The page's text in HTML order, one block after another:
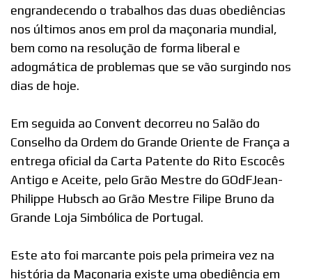
engrandecendo o trabalhos das duas obediências
nos últimos anos em prol da maçonaria mundial,
bem como na resolução de forma liberal e
adogmática de problemas que se vão surgindo nos
dias de hoje.
Em seguida ao Convent decorreu no Salão do
Conselho da Ordem do Grande Oriente de França a
entrega oficial da Carta Patente do Rito Escocês
Antigo e Aceite, pelo Grão Mestre do GOdFJean-
Philippe Hubsch ao Grão Mestre Filipe Bruno da
Grande Loja Simbólica de Portugal.
Este ato foi marcante pois pela primeira vez na
história da Maçonaria existe uma obediência em